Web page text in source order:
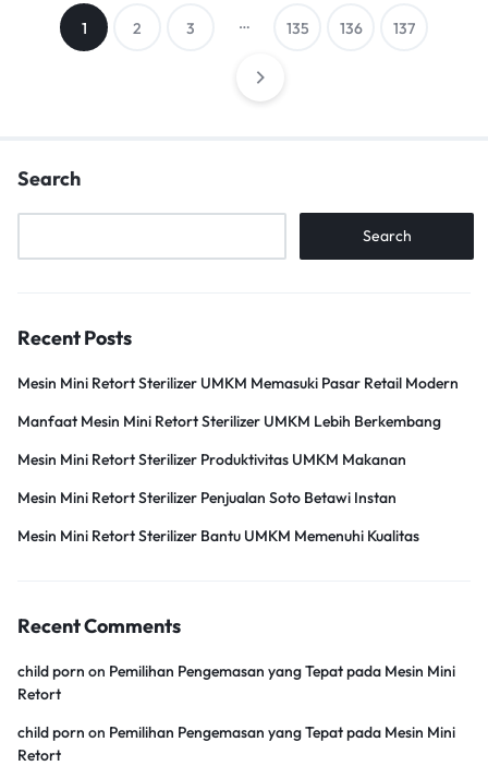
Posts
1 2 3 … 135 136 137
Search
Search
Recent Posts
Mesin Mini Retort Sterilizer UMKM Memasuki Pasar Retail Modern
Manfaat Mesin Mini Retort Sterilizer UMKM Lebih Berkembang
Mesin Mini Retort Sterilizer Produktivitas UMKM Makanan
Mesin Mini Retort Sterilizer Penjualan Soto Betawi Instan
Mesin Mini Retort Sterilizer Bantu UMKM Memenuhi Kualitas
Recent Comments
child porn on Pemilihan Pengemasan yang Tepat pada Mesin Mini
Retort
child porn on Pemilihan Pengemasan yang Tepat pada Mesin Mini
Retort